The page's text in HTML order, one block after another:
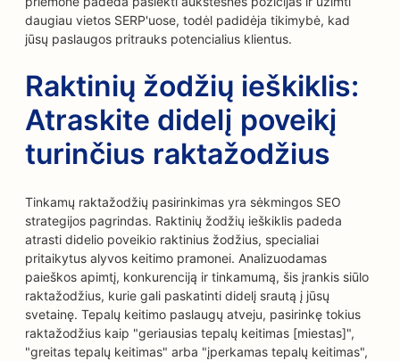
daugiau vietos SERP'uose, todėl padidėja tikimybė, kad
jūsų paslaugos pritrauks potencialius klientus.
Raktinių žodžių ieškiklis:
Atraskite didelį poveikį
turinčius raktažodžius
Tinkamų raktažodžių pasirinkimas yra sėkmingos SEO
strategijos pagrindas. Raktinių žodžių ieškiklis padeda
atrasti didelio poveikio raktinius žodžius, specialiai
pritaikytus alyvos keitimo pramonei. Analizuodamas
paieškos apimtį, konkurenciją ir tinkamumą, šis įrankis siūlo
raktažodžius, kurie gali paskatinti didelį srautą į jūsų
svetainę. Tepalų keitimo paslaugų atveju, pasirinkę tokius
raktažodžius kaip "geriausias tepalų keitimas [miestas]",
"greitas tepalų keitimas" arba "įperkamas tepalų keitimas",